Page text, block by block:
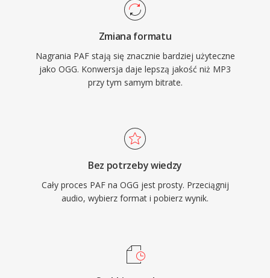
tego powodu. Format radzi sobie tez z
degradacja jakosci przy niskich szybkosciach
transmisji bardziej elegancko niz wielu
konkurentow, dlatego pozostaje popularny w
grach wideo, gdzie pamiec jest ograniczona, a
tysiace efektow dzwiekowych rywalizuja o
Zmiana formatu
Nagrania PAF stają się znacznie bardziej użyteczne
jako OGG. Konwersja daje lepszą jakość niż MP3
przy tym samym bitrate.
Bez potrzeby wiedzy
Cały proces PAF na OGG jest prosty. Przeciągnij
audio, wybierz format i pobierz wynik.